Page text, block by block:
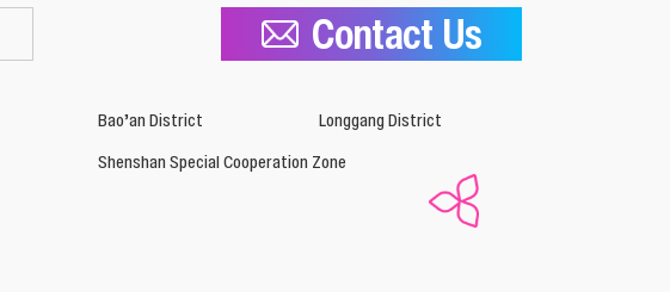
Contact Us
Bao’an District
Longgang District
Shenshan Special Cooperation Zone